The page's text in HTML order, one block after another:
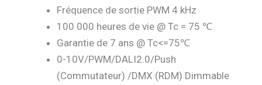
Fréquence de sortie PWM 4 kHz
100 000 heures de vie @ Tc = 75 ℃
Garantie de 7 ans @ Tc<=75℃
0-10V/PWM/DALI2.0/Push
(Commutateur) /DMX (RDM) Dimmable